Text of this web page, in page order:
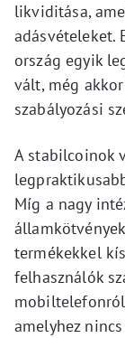
likviditása,
adásvételeket.
ország egyik
vált, még
szabályozási
A stabilcoinok
Míg a nagy
termékekkel
felhasználók
amelyhez